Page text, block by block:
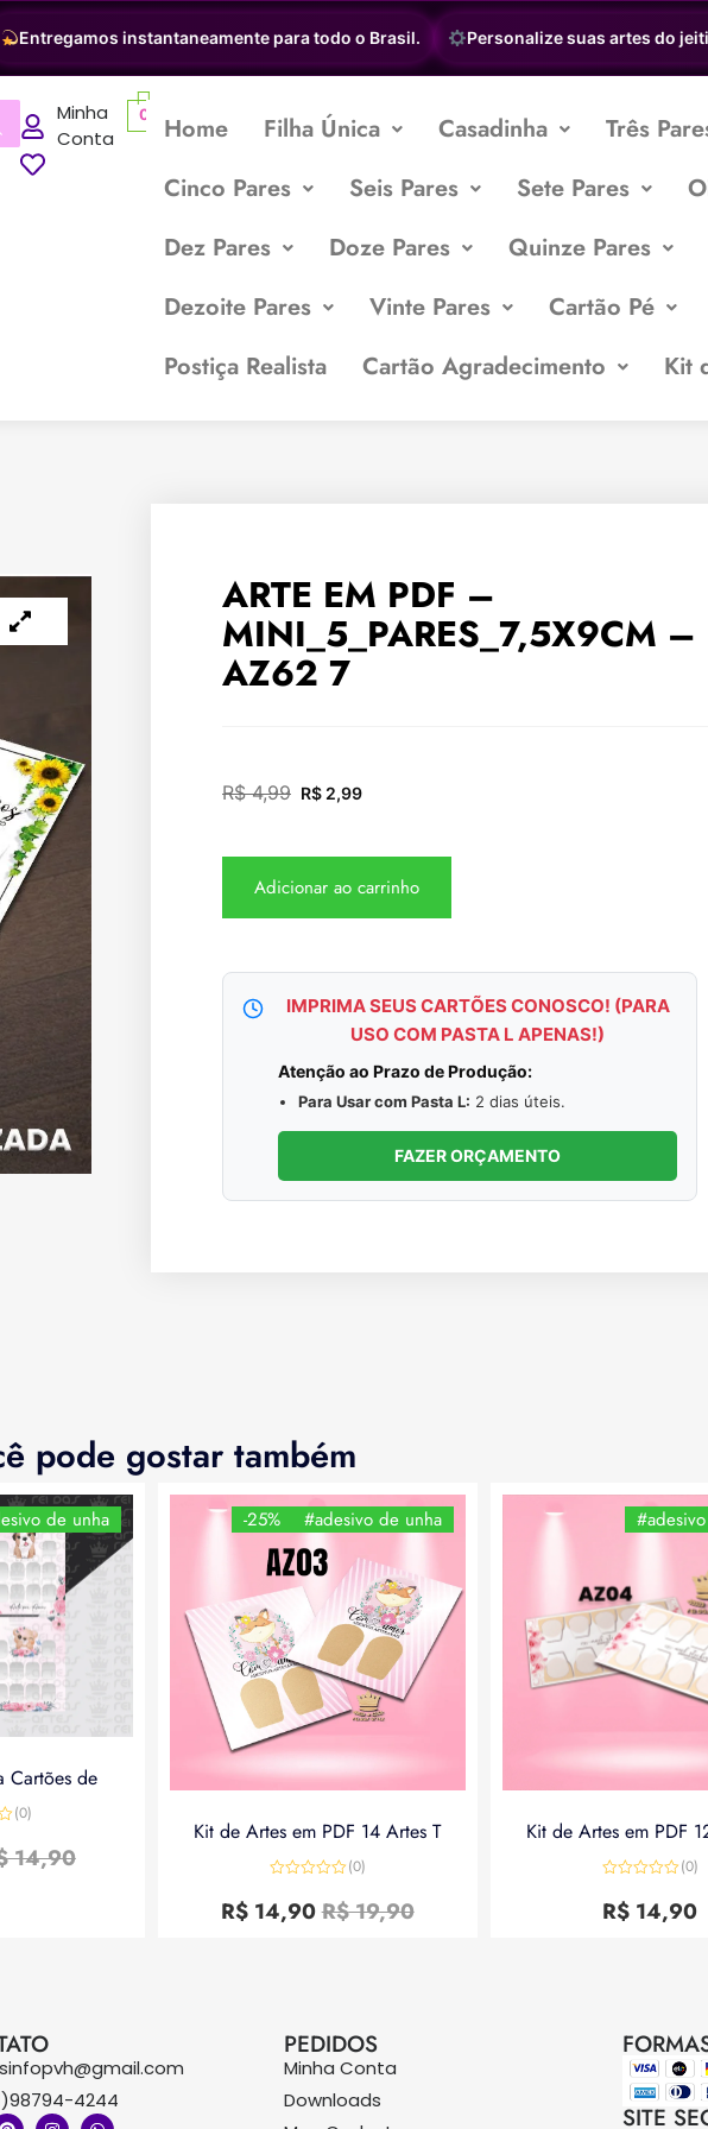
Entregamos instantaneamente para todo o Brasil. Personalize suas artes do
Minha
Conta
0 Home Filha Única Casadinha Três
Cinco Pares
Seis Pares Sete Pares
Dez Pares
Doze Pares Quinze Pares
Dezoite Pares
Vinte Pares Cartão Pé
Postiça Realista
Cartão Agradecimento Kit
ARTE EM PDF –
MINI_5_PARES_7,5X9CM –
AZ62 7
R$4,99 R$ 2,99
Adicionar ao carrinho
IMPRIMA SEUS CARTÕES CONOSCO! (PARA
USO COM PASTA L APENAS!)
Atenção ao Prazo de Produção:
Para Usar com Pasta L: 2 dias úteis.
FAZER ORÇAMENTO
pode gostar também
de unha
Cartões de
(0)
14,90
-25% #adesivo de unha
Kit de Artes em PDF 14 Artes T
0
de
(0)
R$19,90
R$14,90
Kit de Artes em PDF
0
de
(0)
R$ 14,90
4244
PEDIDOS
Minha Conta
Downloads
SITE